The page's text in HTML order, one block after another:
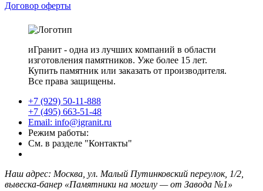
Договор оферты
иГранит - одна из лучших компаний в области
изготовления памятников. Уже более 15 лет.
Купить памятник или заказать от производителя.
Все права защищены.
+7 (929) 50-11-888
+7 (495) 663-51-48
Email: info@igranit.ru
Режим работы:
См. в разделе "Контакты"
Наш адрес: Москва, ул. Малый Путинковский переулок, 1/2,
вывеска-банер «Памятники на могилу — от Завода №1»